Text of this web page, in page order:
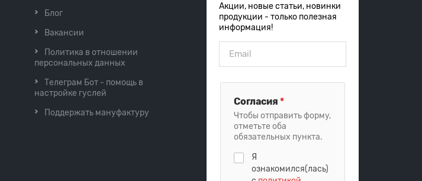
Блог
Вакансии
Политика в отношении
персональных данных
Телеграм Бот - помощь в
настройке гуслей
Поддержать мануфактуру
Акции, новые статьи, новинки
продукции - только полезная
информация!
Согласия *
Чтобы отправить форму,
отметьте оба
обязательных пункта.
Я
ознакомился(лась)